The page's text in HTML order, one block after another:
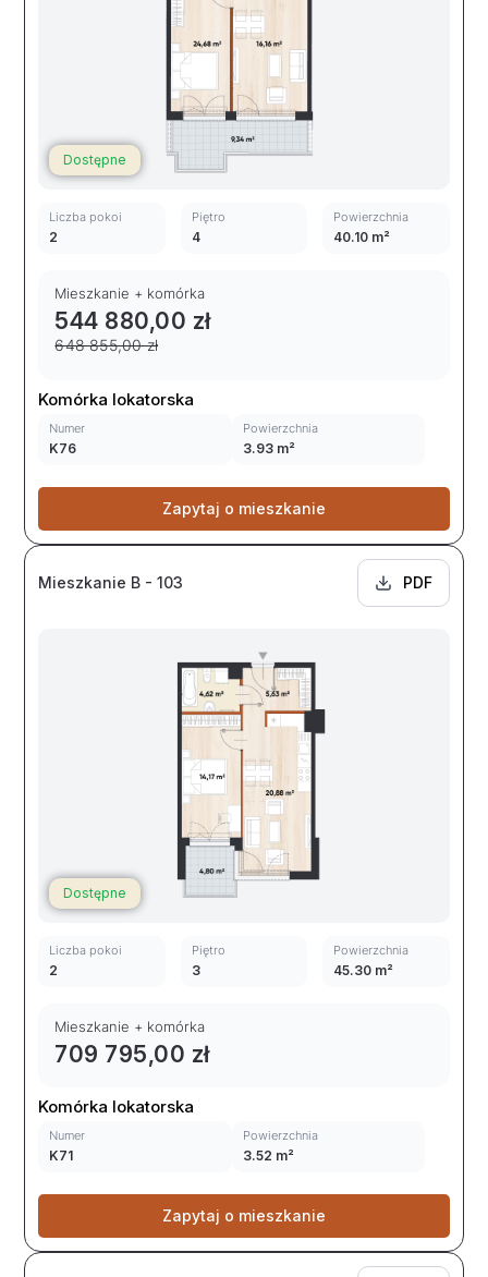
Dostępne
Liczba pokoi
2
Piętro
4
Powierzchnia
40.10 m²
Mieszkanie + komórka
544 880,00 zł
648 855,00 zł
Komórka lokatorska
Numer
K76
Powierzchnia
3.93 m²
Zapytaj o mieszkanie
Mieszkanie B - 103 PDF
Dostępne
Liczba pokoi
2
Piętro
3
Powierzchnia
45.30 m²
Mieszkanie + komórka
709 795,00 zł
Komórka lokatorska
Numer
K71
Powierzchnia
3.52 m²
Zapytaj o mieszkanie